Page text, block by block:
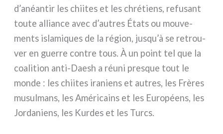
d’anéantir les chii­tes et les chré­tiens, refu­sant
tou­te allian­ce avec d’autres États ou mou­ve­
men­ts isla­mi­ques de la région, jusqu’à se retrou­
ver en guer­re con­tre tous. À un point tel que la
coa­li­tion anti-Daesh a réu­ni pre­sque tout le
mon­de : les chii­tes ira­niens et autres, les Frères
musul­mans, les Américains et les Européens, les
Jordaniens, les Kurdes et les Turcs.